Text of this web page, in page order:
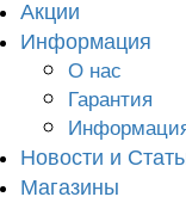
Акции
Информация
О нас
Гарантия
Новости и
Магазины